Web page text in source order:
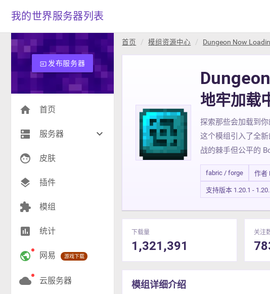
我的世界服务器列表
input发布服务器
home 首页
dns 服务器 keyboard_arrow_down
生存(236)
创造(8)
RPG(187)
小游戏(18)
神奇宝贝(26)
face 皮肤
layers 插件
extension 模组
insert_chart 统计
public 网易 游戏下载
cloud 云服务器
首页 模组资源中心 Dungeon Now
地牢加载
探索那些会加载到
这个模组引入了全
战的棘手但公平的
fabric / forge 作者
支持版本 1.20.1 -
下载量
1,321,391
关注
模组详细介绍